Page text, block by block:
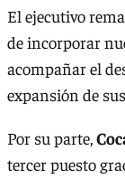
El ejecutivo
de incorporar
acompañar el
expansión de
Por su parte,
tercer puesto